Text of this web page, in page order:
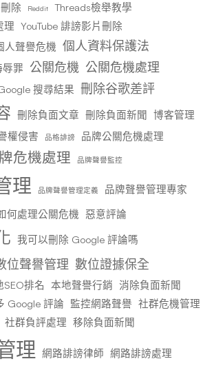
除
Reddit
Threads檢舉教學
理 YouTube 誹謗影片刪除
人聲譽危機 個人資料保護法
辱罪 公關危機 公關危機處理
搜尋結果 刪除谷歌差評
刪除負面文章 刪除負面新聞 博客管理
權侵害 品格誹謗
品牌公關危機處理
危機處理 品牌聲譽監控
理 品牌聲譽管理定義 品牌聲譽管理專家
何處理公關危機 惡意評論
我可以刪除 Google 評論嗎
位聲譽管理 數位證據保全
SEO排名 本地聲譽行銷 消除負面新聞
Google 評論 監控網路聲譽 社群危機管理
社群負評處理 移除負面新聞
理 網路誹謗律師 網路誹謗處理